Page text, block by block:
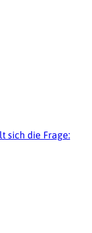
sich die Frage: